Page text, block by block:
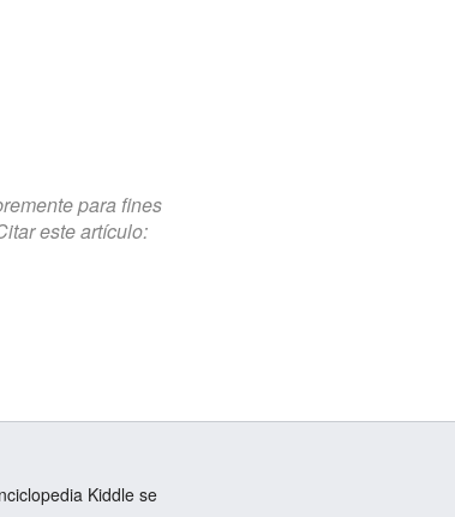
para fines
este artículo:
Kiddle se